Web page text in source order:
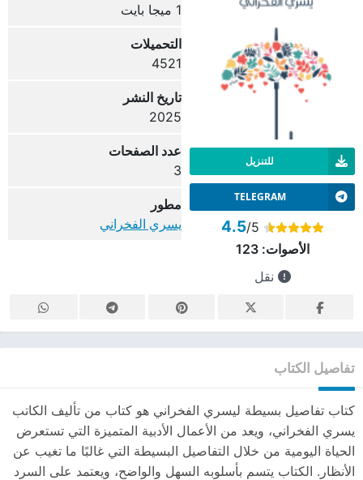
للتنزيل
TELEGRAM
4.5/5
الأصوات:123
نقل
1 ميجا بايت
التحميلات
4521
تاريخ النشر
2025
عدد الصفحات
3
مطور
يسري الفخراني
تفاصيل الكتاب
كتاب تفاصيل بسيطة ليسري الفخراني هو كتاب من تأليف الكاتب
يسري الفخراني، ويعد من الأعمال الأدبية المتميزة التي تستعرض
الحياة اليومية من خلال التفاصيل البسيطة التي غالبًا ما تغيب عن
الأنظار. الكتاب يتسم بأسلوبه السهل والواضح، ويعتمد على السرد